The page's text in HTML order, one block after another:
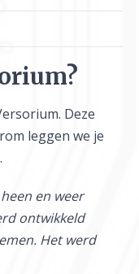
Deze
leggen we je
en weer
ontwikkeld
Het werd